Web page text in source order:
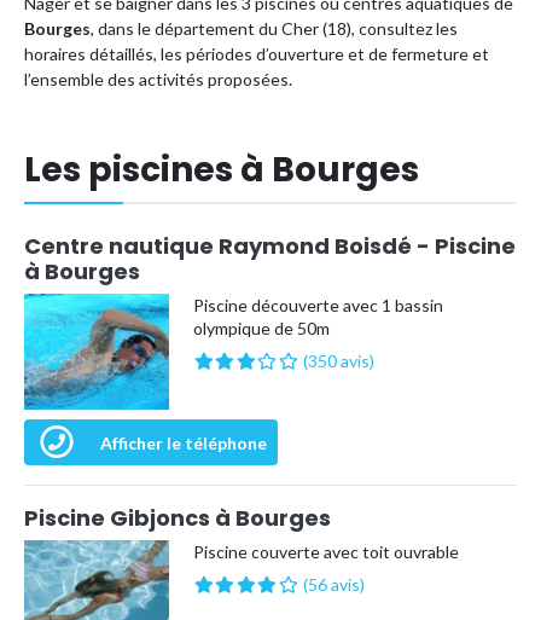
Bourges, dans le département du Cher (18), consultez les
horaires détaillés, les périodes d’ouverture et de fermeture et
l’ensemble des activités proposées.
Les piscines à Bourges
Centre nautique Raymond Boisdé - Piscine
à Bourges
Piscine découverte avec 1 bassin
olympique de 50m
(350 avis)
Afficher le téléphone
Piscine Gibjoncs à Bourges
Piscine couverte avec toit ouvrable
(56 avis)